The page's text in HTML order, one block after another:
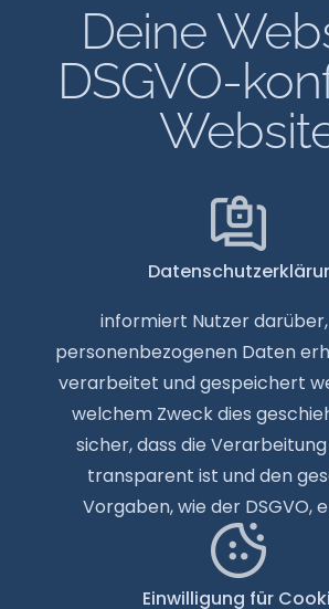
Deine
DSGVO-
informiert Nutzer
personenbezogenen Daten
verarbeitet und gespeichert
welchem Zweck dies
sicher, dass die
transparent ist und den
Vorgaben, wie der DSGVO,
Einwilligung für